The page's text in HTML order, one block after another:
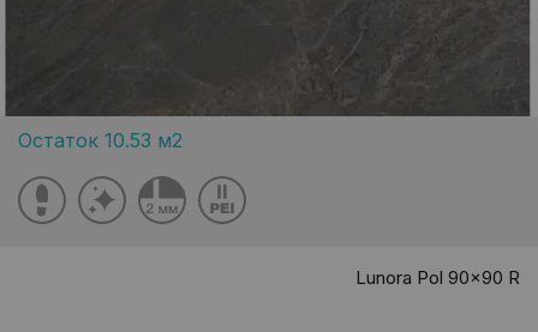
Остаток 10.53 м2
Lunora Pol 90x90 R